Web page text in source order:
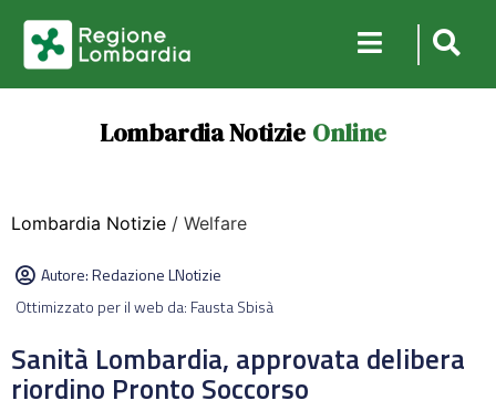
Lombardia Notizie Online
Lombardia Notizie / Welfare
Autore:Redazione LNotizie
Ottimizzato per il web da: Fausta Sbisà
Sanità Lombardia, approvata delibera
riordino Pronto Soccorso